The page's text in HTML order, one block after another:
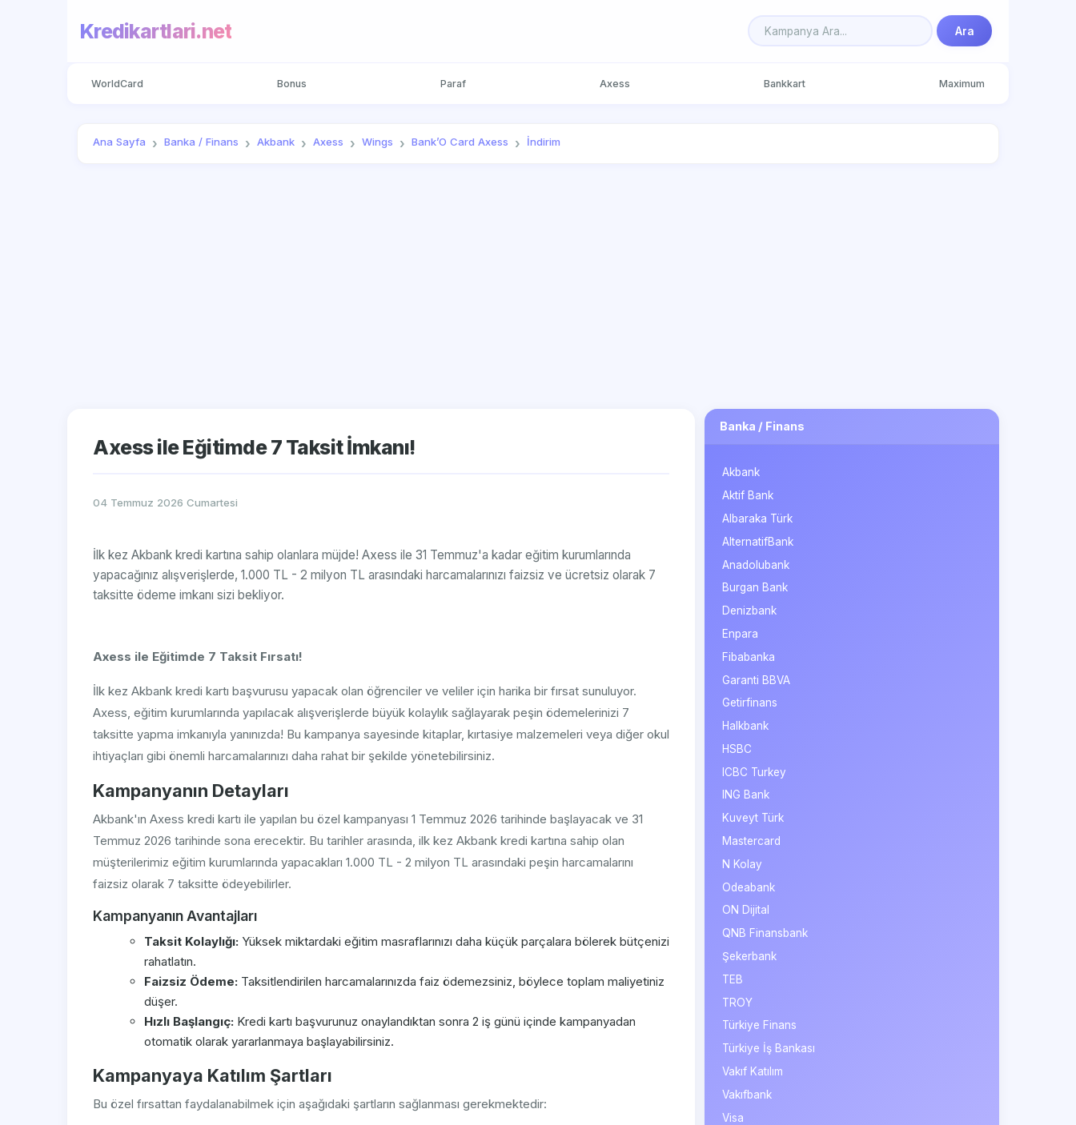
Kredikartlari.net Ara
WorldCard Bonus Paraf Axess Bankkart Maximum
Ana Sayfa Banka / Finans Akbank Axess Wings Bank’O Card Axess İndirim
Axess ile Eğitimde 7 Taksit İmkanı!
04 Temmuz 2026 Cumartesi
İlk kez Akbank kredi kartına sahip olanlara müjde! Axess ile 31 Temmuz'a kadar eğitim kurumlarında
yapacağınız alışverişlerde, 1.000 TL - 2 milyon TL arasındaki harcamalarınızı faizsiz ve ücretsiz olarak 7
taksitte ödeme imkanı sizi bekliyor.
Axess ile Eğitimde 7 Taksit Fırsatı!
İlk kez Akbank kredi kartı başvurusu yapacak olan öğrenciler ve veliler için harika bir fırsat sunuluyor.
Axess, eğitim kurumlarında yapılacak alışverişlerde büyük kolaylık sağlayarak peşin ödemelerinizi 7
taksitte yapma imkanıyla yanınızda! Bu kampanya sayesinde kitaplar, kırtasiye malzemeleri veya diğer okul
ihtiyaçları gibi önemli harcamalarınızı daha rahat bir şekilde yönetebilirsiniz.
Kampanyanın Detayları
Akbank'ın Axess kredi kartı ile yapılan bu özel kampanyası 1 Temmuz 2026 tarihinde başlayacak ve 31
Temmuz 2026 tarihinde sona erecektir. Bu tarihler arasında, ilk kez Akbank kredi kartına sahip olan
müşterilerimiz eğitim kurumlarında yapacakları 1.000 TL - 2 milyon TL arasındaki peşin harcamalarını
faizsiz olarak 7 taksitte ödeyebilirler.
Kampanyanın Avantajları
Taksit Kolaylığı: Yüksek miktardaki eğitim masraflarınızı daha küçük parçalara bölerek bütçenizi
rahatlatın.
Faizsiz Ödeme: Taksitlendirilen harcamalarınızda faiz ödemezsiniz, böylece toplam maliyetiniz
düşer.
Hızlı Başlangıç: Kredi kartı başvurunuz onaylandıktan sonra 2 iş günü içinde kampanyadan
otomatik olarak yararlanmaya başlayabilirsiniz.
Kampanyaya Katılım Şartları
Bu özel fırsattan faydalanabilmek için aşağıdaki şartların sağlanması gerekmektedir:
Banka / Finans
Akbank
Aktif Bank
Albaraka Türk
AlternatifBank
Anadolubank
Burgan Bank
Denizbank
Enpara
Fibabanka
Garanti BBVA
Getirfinans
Halkbank
HSBC
ICBC Turkey
ING Bank
Kuveyt Türk
Mastercard
N Kolay
Odeabank
ON Dijital
QNB Finansbank
Şekerbank
TEB
TROY
Türkiye Finans
Türkiye İş Bankası
Vakıf Katılım
Vakıfbank
Visa